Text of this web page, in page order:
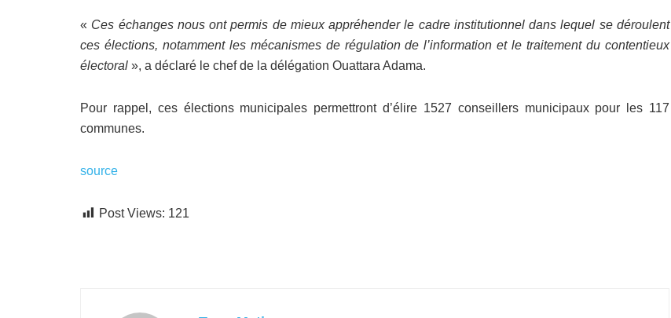
« Ces échanges nous ont permis de mieux appréhender le cadre institutionnel dans lequel se déroulent
ces élections, notamment les mécanismes de régulation de l’information et le traitement du contentieux
électoral », a déclaré le chef de la délégation Ouattara Adama.
Pour rappel, ces élections municipales permettront d’élire 1527 conseillers municipaux pour les 117
communes.
source
Post Views: 121